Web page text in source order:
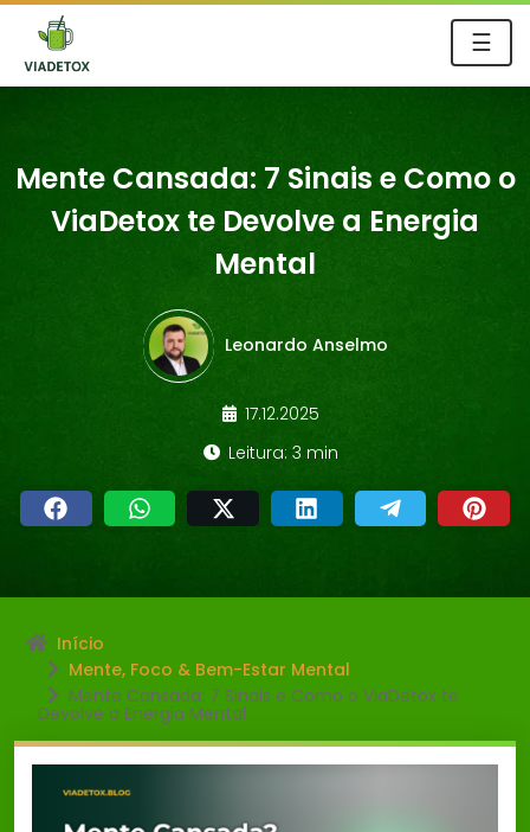
☰
Mente Cansada: 7 Sinais e Como o
ViaDetox te Devolve a Energia
Mental
Leonardo Anselmo
17.12.2025
Leitura: 3 min
Início
Mente, Foco & Bem-Estar Mental
Mente Cansada: 7 Sinais e Como o ViaDetox te
Devolve a Energia Mental